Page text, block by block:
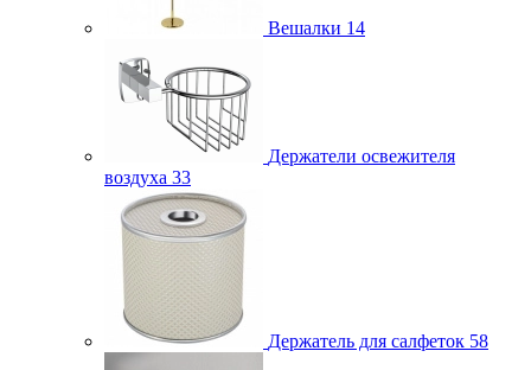
Вешалки 14
Держатели освежителя
воздуха 33
Держатель для салфеток 58